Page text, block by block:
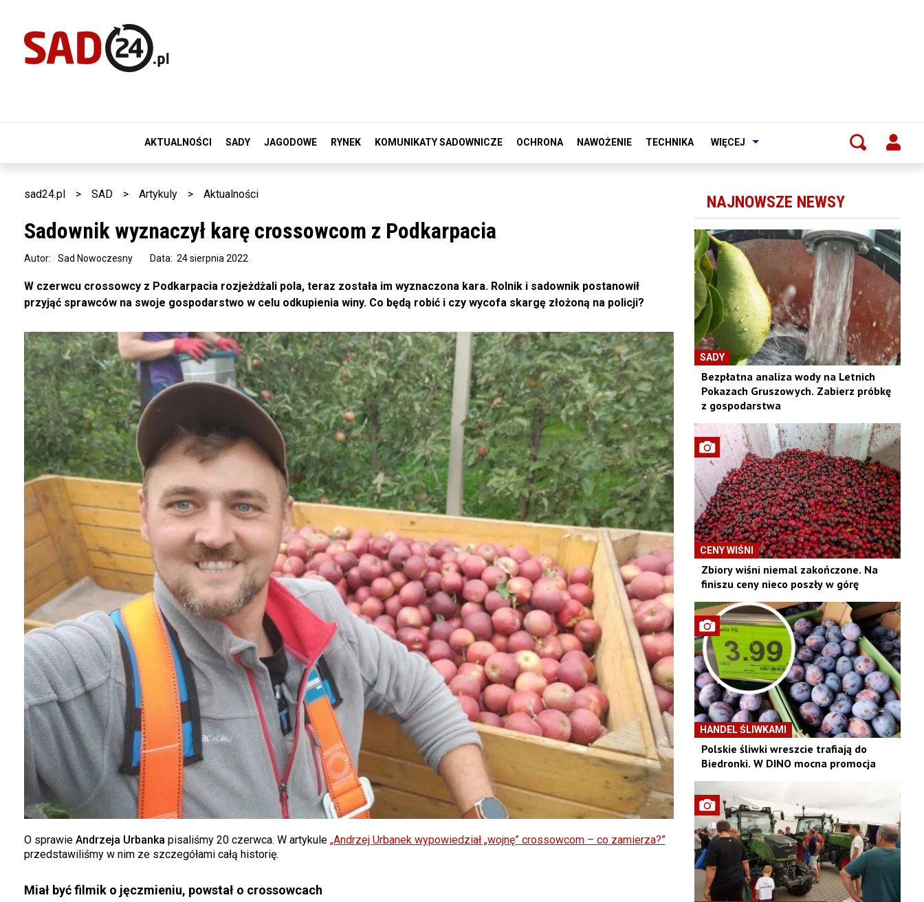
AKTUALNOŚCI SADY JAGODOWE RYNEK KOMUNIKATY SADOWNICZE OCHRONA NAWOŻENIE TECHNIKA WIĘCEJ
sad24.pl > SAD > Artykuly > Aktualności
Sadownik wyznaczył karę crossowcom z Podkarpacia
Data: 24 sierpnia 2022
Autor: Sad Nowoczesny
W czerwcu crossowcy z Podkarpacia rozjeżdżali pola, teraz została im wyznaczona kara. Rolnik i sadownik postanowił
przyjąć sprawców na swoje gospodarstwo w celu odkupienia winy. Co będą robić i czy wycofa skargę złożoną na policji?
O sprawie Andrzeja Urbanka pisaliśmy 20 czerwca. W artykule „Andrzej Urbanek wypowiedział „wojnę” crossowcom – co zamierza?”
przedstawiliśmy w nim ze szczegółami całą historię.
Miał być filmik o jęczmieniu, powstał o crossowcach
NAJNOWSZE NEWSY
SADY
Bezpłatna analiza wody na Letnich
Pokazach Gruszowych. Zabierz próbkę
z gospodarstwa
CENY WIŚNI
Zbiory wiśni niemal zakończone. Na
finiszu ceny nieco poszły w górę
HANDEL ŚLIWKAMI
Polskie śliwki wreszcie trafiają do
Biedronki. W DINO mocna promocja